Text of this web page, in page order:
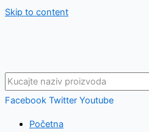
Skip to content
Facebook Twitter Youtube
Početna